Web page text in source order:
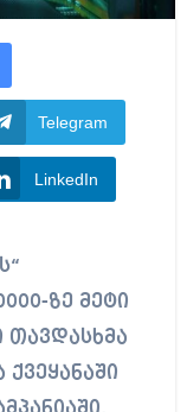
Telegram
LinkedIn
ზე მეტი